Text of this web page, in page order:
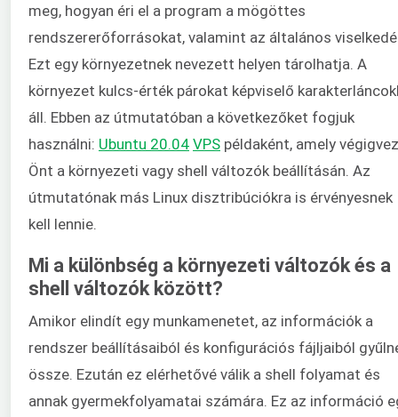
meg, hogyan éri el a program a mögöttes
rendszererőforrásokat, valamint az általános
Ezt egy környezetnek nevezett helyen tárolhatja. A
környezet kulcs-érték párokat képviselő
áll. Ebben az útmutatóban a következőket fogjuk
használni: Ubuntu 20.04 VPS példaként, amely
Önt a környezeti vagy shell változók beállításán. Az
útmutatónak más Linux disztribúciókra is érvényesnek
kell lennie.
Mi a különbség a környezeti változók és a
shell változók között?
Amikor elindít egy munkamenetet, az információk a
rendszer beállításaiból és konfigurációs fájljaiból
össze. Ezután ez elérhetővé válik a shell folyamat és
annak gyermekfolyamatai számára. Ez az információ